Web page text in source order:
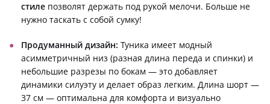
стиле позволят держать под рукой мелочи. Больше не
нужно таскать с собой сумку!
Продуманный дизайн: Туника имеет модный
асимметричный низ (разная длина переда и спинки) и
небольшие разрезы по бокам — это добавляет
динамики силуэту и делает образ легким. Длина шорт —
37 см — оптимальна для комфорта и визуально